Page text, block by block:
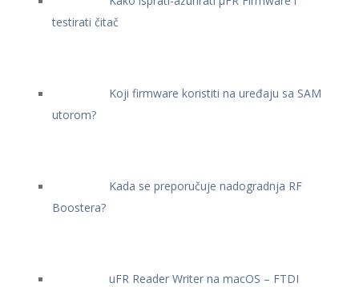
testirati čitač
Koji firmware koristiti na uređaju sa SAM
utorom?
Kada se preporučuje nadogradnja RF
Boostera?
uFR Reader Writer na macOS – FTDI